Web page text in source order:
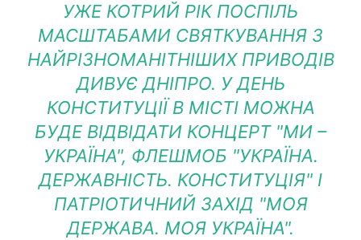
УЖЕ КОТРИЙ РІК ПОСПІЛЬ
МАСШТАБАМИ СВЯТКУВАННЯ З
НАЙРІЗНОМАНІТНІШИХ ПРИВОДІВ
ДИВУЄ ДНІПРО. У ДЕНЬ
КОНСТИТУЦІЇ В МІСТІ МОЖНА
БУДЕ ВІДВІДАТИ КОНЦЕРТ "МИ –
УКРАЇНА", ФЛЕШМОБ "УКРАЇНА.
ДЕРЖАВНІСТЬ. КОНСТИТУЦІЯ" І
ПАТРІОТИЧНИЙ ЗАХІД "МОЯ
ДЕРЖАВА. МОЯ УКРАЇНА".